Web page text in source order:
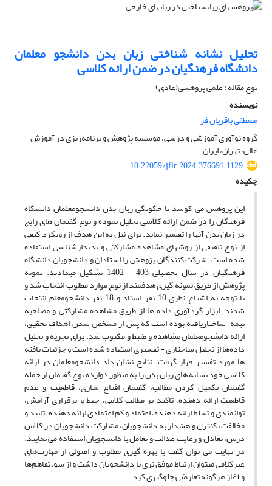
تحلیل نشانه شناختی زبان بدن دانشجو معلمان
دانشگاه فرهنگیان در ضمن ارائه کلاسی
نوع مقاله : علمی پژوهشی(عادی)
نویسنده
مصطفی باقریان فر
گروه نوآوری آموزشی و درسی، موسسه پژوهش و برنامه‌ریزی در آموزش
عالی، تهران، ایران.
10.22059/jflr.2024.376691.1129
چکیده
این پژوهش می کوشد تا چگونگی زبان بدن دانشجومعلمان دانشگاه
فرهنگان را در ضمن ارائه کلاسی تحلیل نموده و نوع گفتمان های رایج
در زبان بدن آنها را تفسیر نماید. برای نیل به این هدف از رویکرد کیفی
از نوع تلفیقی از روشهای مشاهده مشارکتی و پدیدارشناسی استفاده
شده است. شرکت کنندگان پژوهش را استادان و دانشجویان دانشگاه
فرهنگیان در سال تحصیلی 403 - 1402 تشکیل میدادند. نمونه
پژوهش از طریق نمونه گیری هدفمند از نوع موارد مطلوب انتخاب شد و
با توجه به اشباع نظری 10 نفر استاد و 18 نفر دانشجومعلم انتخاب
شدند. ابزار گردآوری داده ها از طریق مشاهده مشارکتی و مصاحبه
نیمه-ساختاریافته بوده است که پس از مشخص شدن اهداف تحقیق،
ارائه دانشجومعلمان مشاهده و ضبط و مکتوب شد. برای تجزیه و تحلیل
داده‌ها از تحلیل ساختاری - تفسیری استفاده شده است و جزئیات یافته
ها مورد تفسیر قرار گرفت. نتایج نشان داد دانشجومعلمان در ارائه
کلاسی خود نشانه های زبان بدن را به منظور دوازده نوع گفتمان از جمله
گفتمان تکمیل کردن مطالب، گفتمان اقناع سازی، قاطعیت و عدم
قاطعیت ارائه دهنده، تاکید بر مطالب کلامی، حفظ و برقراری آرامش،
توانمندی و تسلط ارائه دهنده، اعتماد و کم اعتمادی ارائه دهنده، تایید و
مخالفت، کنترل و هشدار به دانشجویان، مشارکت دانشجویان در کلاس
درس، تعادل و رعایت عدالت و تعامل با دانشجویان استفاده می نمایند.
در نهایت می توان گفت با بهره گیری مطلوب و اصولی از مهارت‌های
غیرکلامی میتوان ارتباط موفق تری با دانشجویان داشت و از سوءتفاهم‌ها
و آغاز هرگونه تعارضی جلوگیری کرد.